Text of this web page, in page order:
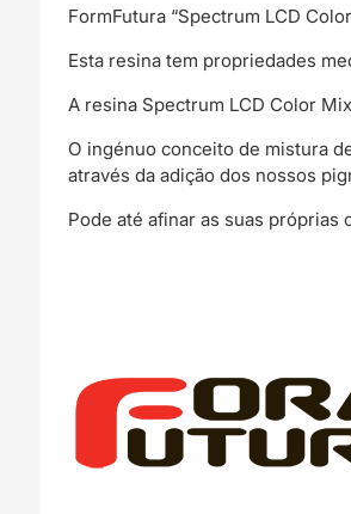
FormFutura “Spectrum LCD
Esta resina tem propriedades
A resina Spectrum LCD Color
O ingénuo conceito de mistura
através da adição dos nossos
Pode até afinar as suas